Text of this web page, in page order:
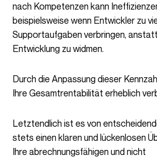
nach Kompetenzen kann
beispielsweise wenn Entwickler zu
Supportaufgaben verbringen,
Entwicklung zu widmen.
Durch die Anpassung dieser Kennzahlen können Sie
Ihre Gesamtrentabilität erheblich
Letztendlich ist es von entscheidender Bedeutung,
stets einen klaren und lückenlosen
Ihre abrechnungsfähigen und nicht